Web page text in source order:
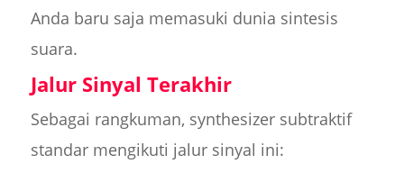
Anda baru saja memasuki dunia sintesis
suara.
Jalur Sinyal Terakhir
Sebagai rangkuman, synthesizer subtraktif
standar mengikuti jalur sinyal ini: